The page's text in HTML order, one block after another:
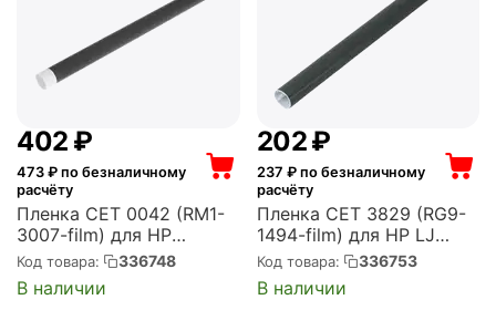
‍402‍ ₽
473 ₽ по безналичному
расчёту
Пленка CET 0042 (RM1-
3007-film) для HP
LaserJet
5000/5100/5200/M5035
MFP (CET0042)
Код товара: 336748
В наличии
‍202‍₽
237 ₽ по безналичному
расчёту
Пленка CET 3829 (RG9-
1494-film) для HP LJ
1010/1015/1020/1022/1160
/1320/P1006/P2015
(CET3829)
Код товара: 336753
В наличии